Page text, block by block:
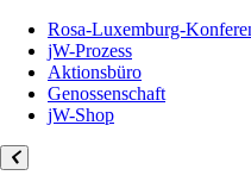
Rosa-Luxemburg-
jW-Prozess
Aktionsbüro
Genossenschaft
jW-Shop